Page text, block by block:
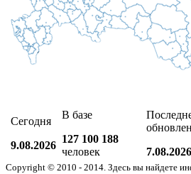
Сегодня
9.08.2026
В базе
127 100 188
человек
7.08.2026
Copyright © 2010 - 2014. Здесь вы найдете